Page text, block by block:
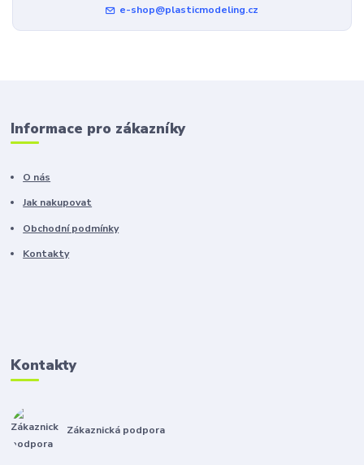
e-shop@plasticmodeling.cz
Informace pro zákazníky
O nás
Jak nakupovat
Obchodní podmínky
Kontakty
Kontakty
Zákaznická podpora